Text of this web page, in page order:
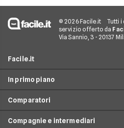
© 2026 Facile.it Tutti
servizio offerto da
Via Sannio, 3 - 20137
Facile.it
Assicurazioni
Prestiti
In primo piano
Assicurazioni online
Assicurazione Auto
Comparatori
Preventivo assicurazione auto
Compagnie e intermediari